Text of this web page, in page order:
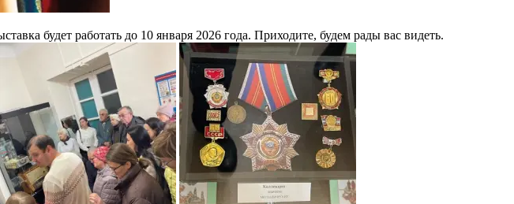
будет работать до 10 января 2026 года. Приходите, будем рады вас видеть.